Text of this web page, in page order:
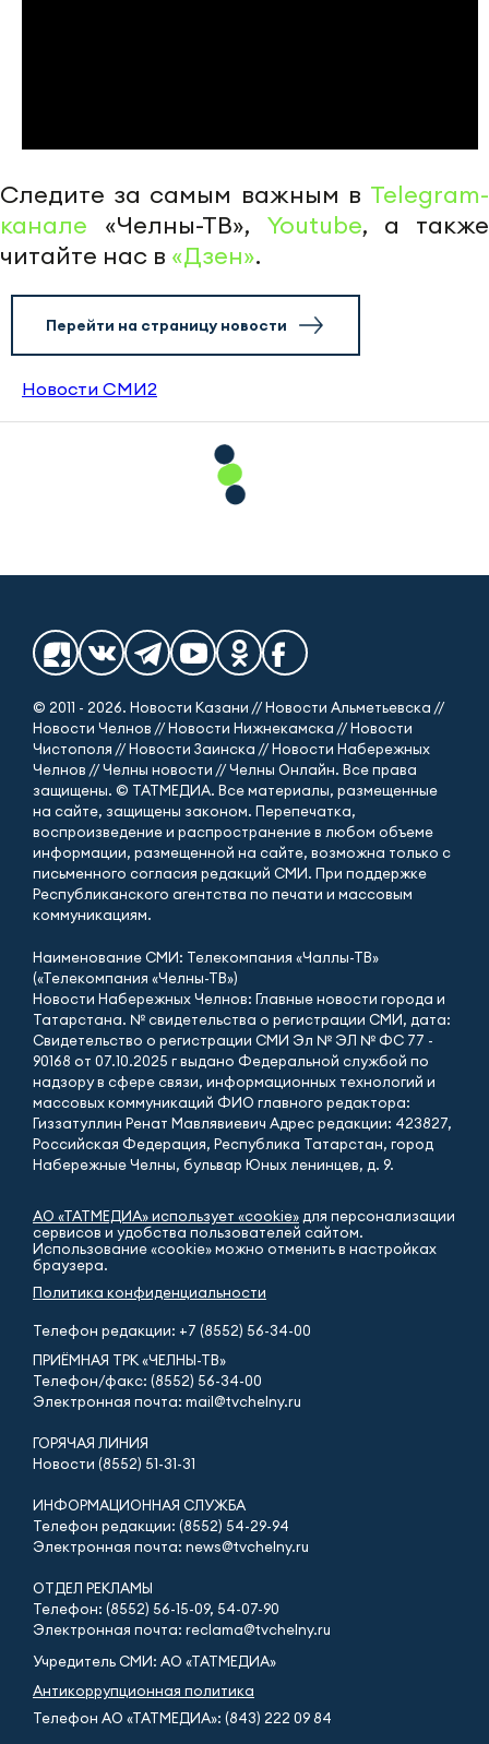
Следите за самым важным в Telegram-
канале «Челны-ТВ», Youtube, а также
читайте нас в «Дзен».
Перейти на страницу новости
Новости СМИ2
© 2011 - 2026. Новости Казани // Новости Альметьевска //
Новости Челнов // Новости Нижнекамска // Новости
Чистополя // Новости Заинска // Новости Набережных
Челнов // Челны новости // Челны Онлайн. Все права
защищены. © ТАТМЕДИА. Все материалы, размещенные
на сайте, защищены законом. Перепечатка,
воспроизведение и распространение в любом объеме
информации, размещенной на сайте, возможна только с
письменного согласия редакций СМИ. При поддержке
Республиканского агентства по печати и массовым
коммуникациям.
Наименование СМИ: Телекомпания «Чаллы-ТВ»
(«Телекомпания «Челны-ТВ»)
Новости Набережных Челнов: Главные новости города и
Татарстана. № свидетельства о регистрации СМИ, дата:
Свидетельство о регистрации СМИ Эл № ЭЛ № ФС 77 -
90168 от 07.10.2025 г выдано Федеральной службой по
надзору в сфере связи, информационных технологий и
массовых коммуникаций ФИО главного редактора:
Гиззатуллин Ренат Мавлявиевич Адрес редакции: 423827,
Российская Федерация, Республика Татарстан, город
Набережные Челны, бульвар Юных ленинцев, д. 9.
АО «ТАТМЕДИА» использует «cookie»для персонализации
сервисов и удобства пользователей сайтом.
Использование «cookie» можно отменить в настройках
браузера.
Политика конфиденциальности
Телефон редакции: +7 (8552) 56-34-00
ПРИЁМНАЯ ТРК «ЧЕЛНЫ-ТВ»
Телефон/факс: (8552) 56-34-00
Электронная почта: mail@tvchelny.ru
ГОРЯЧАЯ ЛИНИЯ
Новости (8552) 51-31-31
ИНФОРМАЦИОННАЯ СЛУЖБА
Телефон редакции: (8552) 54-29-94
Электронная почта: news@tvchelny.ru
ОТДЕЛ РЕКЛАМЫ
Телефон: (8552) 56-15-09, 54-07-90
Электронная почта: reclama@tvchelny.ru
Учредитель СМИ: АО «ТАТМЕДИА»
Антикоррупционная политика
Телефон АО «ТАТМЕДИА»: (843) 222 09 84